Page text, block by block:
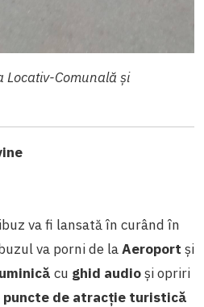
Locativ-Comunală și
va fi lansată în curând în
va porni de laAeroport și
cu ghid audioși opriri
puncte de atracție turistică